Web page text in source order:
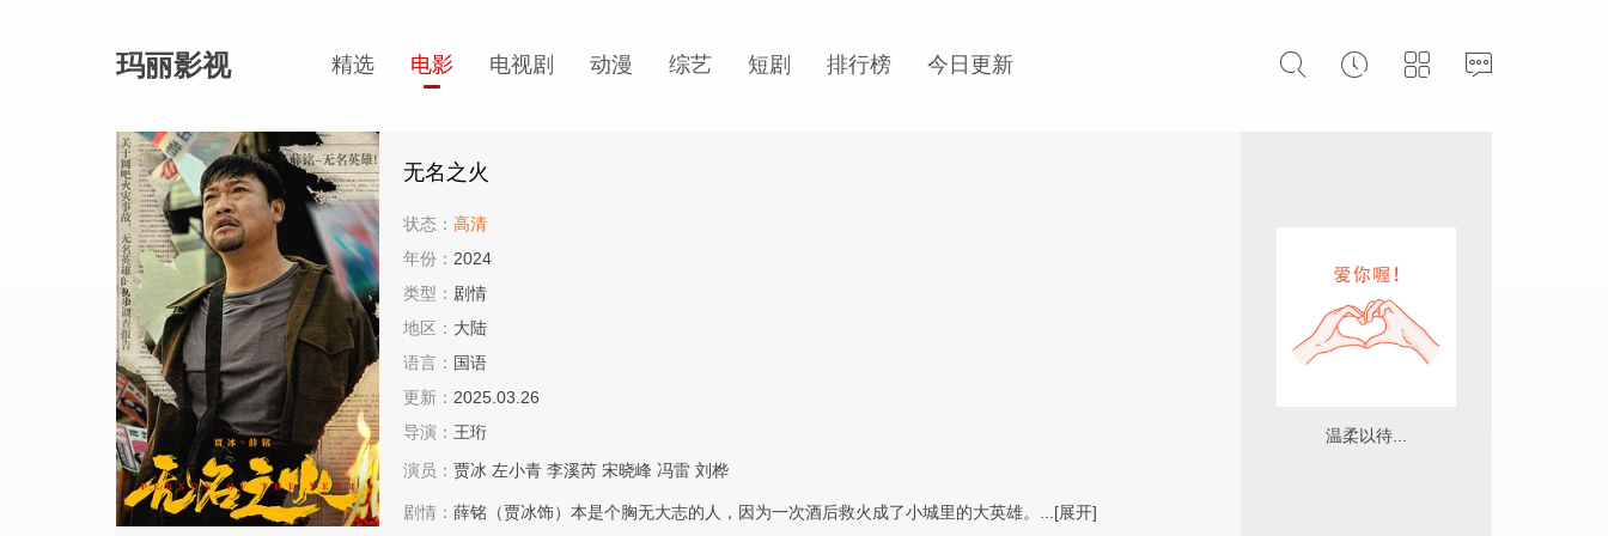
玛丽影视 精选 电影 电视剧 动漫 综艺 短剧 排行榜 今日更新
无名之火
状态： 高清
年份： 2024
类型： 剧情
地区： 大陆
语言： 国语
更新： 2025.03.26
导演： 王珩
演员： 贾冰 左小青 李溪芮 宋晓峰 冯雷 刘桦
剧情： 薛铭（贾冰饰）本是个胸无大志的人，因为一次酒后救火成了小城里的大英雄。... [展开]
温柔以待...